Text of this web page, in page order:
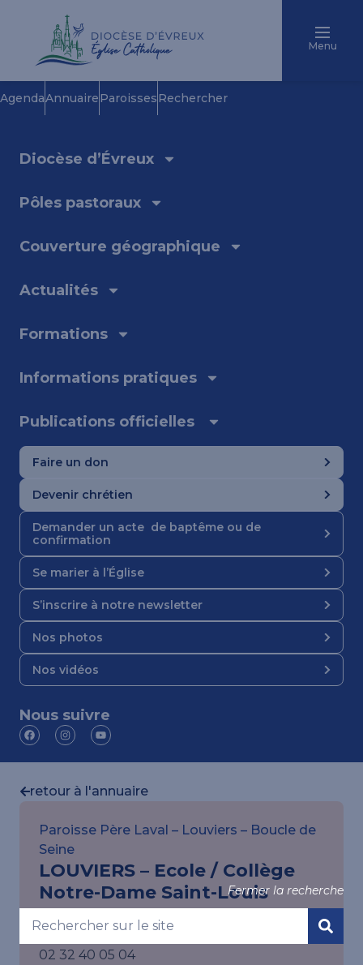
Menu
AgendaAnnuaireParoissesRechercher
Diocèse d’Évreux
Pôles pastoraux
Couverture géographique
Actualités
Formations
Informations pratiques
Publications officielles
Faire un don
Devenir chrétien
Demander un acte de baptême ou de
confirmation
Se marier à l’Église
S’inscrire à notre newsletter
Nos photos
Nos vidéos
Nous suivre
Fermer la recherche
retour à l'annuaire
Paroisse Père Laval – Louviers – Boucle de
Seine
LOUVIERS – Ecole / Collège
Notre-Dame Saint-Louis
Ecole, 6 rue François Le Camus, 27405
LOUVIERS CEDEX
02 32 40 05 04